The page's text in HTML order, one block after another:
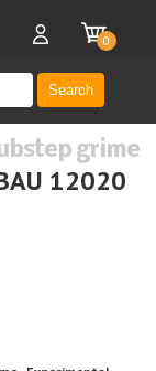
Search
0
grime
12020